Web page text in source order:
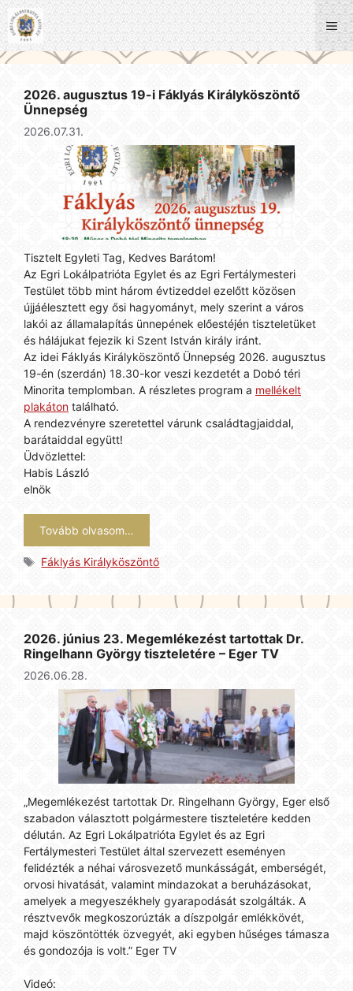
Kilépés
a
tartalomba
2026. augusztus 19-i Fáklyás Királyköszöntő
Ünnepség
2026.07.31.
Tisztelt Egyleti Tag, Kedves Barátom!
Az Egri Lokálpatrióta Egylet és az Egri Fertálymesteri
Testület több mint három évtizeddel ezelőtt közösen
újjáélesztett egy ősi hagyományt, mely szerint a város
lakói az államalapítás ünnepének előestéjén tiszteletüket
és hálájukat fejezik ki Szent István király iránt.
Az idei Fáklyás Királyköszöntő Ünnepség 2026. augusztus
19-én (szerdán) 18.30-kor veszi kezdetét a Dobó téri
Minorita templomban. A részletes program a mellékelt
plakáton található.
A rendezvényre szeretettel várunk családtagjaiddal,
barátaiddal együtt!
Üdvözlettel:
Habis László
elnök
Tovább olvasom…
Címkék
Fáklyás Királyköszöntő
2026. június 23. Megemlékezést tartottak Dr.
Ringelhann György tiszteletére – Eger TV
2026.06.28.
„Megemlékezést tartottak Dr. Ringelhann György, Eger első
szabadon választott polgármestere tiszteletére kedden
délután. Az Egri Lokálpatrióta Egylet és az Egri
Fertálymesteri Testület által szervezett eseményen
felidézték a néhai városvezető munkásságát, emberségét,
orvosi hivatását, valamint mindazokat a beruházásokat,
amelyek a megyeszékhely gyarapodását szolgálták. A
résztvevők megkoszorúzták a díszpolgár emlékkövét,
majd köszöntötték özvegyét, aki egyben hűséges támasza
és gondozója is volt.” Eger TV
Videó: